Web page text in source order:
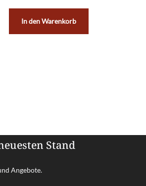
In den Warenkorb
Stand
Angebote.